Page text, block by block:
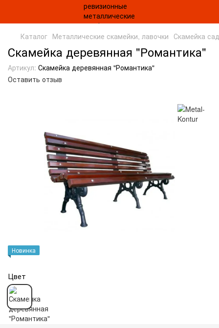
Каталог Металлические скамейки, лавочки Скамейка
Скамейка деревянная "Романтика"
Артикул: Скамейка деревянная "Романтика"
Оставить отзыв
Новинка
Цвет